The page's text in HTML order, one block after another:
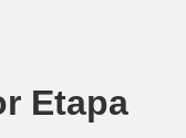
Etapa